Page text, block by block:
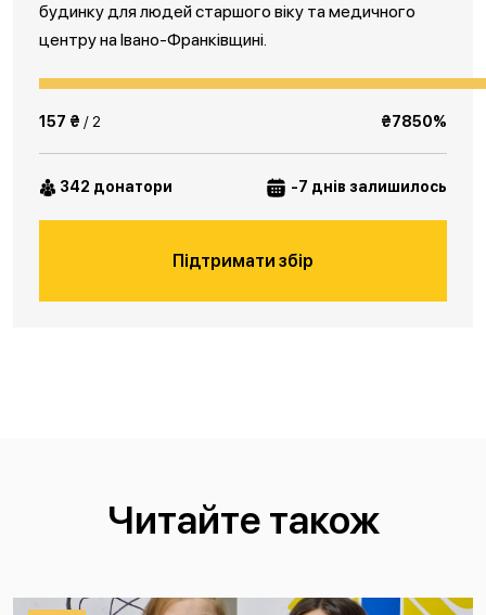
будинку для людей старшого віку та медичного
центру на Івано-Франківщині.
157 ₴ / 2 ₴7850%
342 донатори -7 днів залишилось
Підтримати збір
Читайте також